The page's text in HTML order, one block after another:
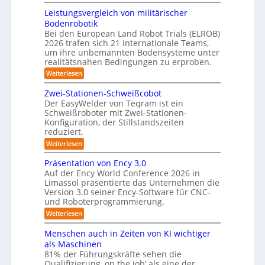
e
A
u
t
o
m
a
t
i
s
i
e
r
u
n
g
s
l
ö
s
n
g
e
m
3
D
-
S
t
e
r
e
o
-
K
a
m
e
r
a
s
y
s
t
m
f
ü
a
f
t
-
/
D
r
e
h
m
o
m
e
n
t
s
e
s
o
r
f
ü
r
I
n
d
u
s
t
Leistungsvergleich von militärischer
Bodenrobotik
Bei den European Land Robot Trials (ELROB)
2026 trafen sich 21 internationale Teams,
um ihre unbemannten Bodensysteme unter
realitätsnahen Bedingungen zu erproben.
Weiterlesen:
L
e
i
s
t
u
g
s
v
e
r
g
l
e
i
c
h
v
o
n
m
i
Zwei-Stationen-Schweißcobot
Der EasyWelder von Teqram ist ein
Schweißroboter mit Zwei-Stationen-
Konfiguration, der Stillstandszeiten
reduziert.
Weiterlesen:
Z
w
e
i
-
S
t
a
t
i
o
n
e
n
Präsentation von Ency 3.0
Auf der Ency World Conference 2026 in
Limassol präsentierte das Unternehmen die
Version 3.0 seiner Ency-Software für CNC-
und Roboterprogrammierung.
Weiterlesen:
P
ä
s
e
n
Menschen auch in Zeiten von KI wichtiger
als Maschinen
81% der Führungskräfte sehen die